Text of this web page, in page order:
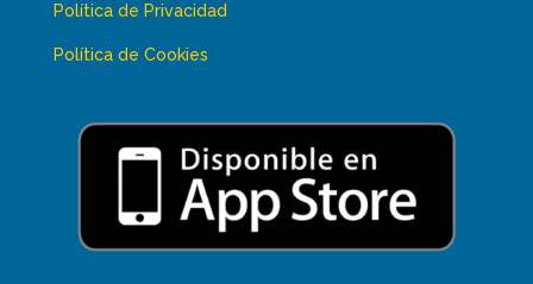
Política de Privacidad
Política de Cookies